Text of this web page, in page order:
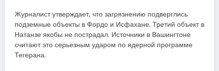
Журналист утверждает, что загрязнению подверглись
подземные объекты в Фордо и Исфахане. Третий объект в
Натанзе якобы не пострадал. Источники в Вашингтоне
считают это серьезным ударом по ядерной программе
Тегерана.